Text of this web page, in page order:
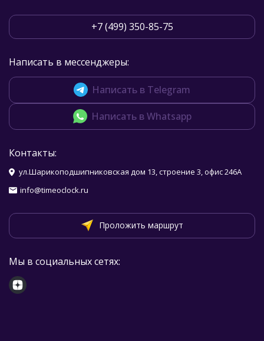
+7 (499) 350-85-75
Написать в мессенджеры:
Написать в Telegram
Написать в Whatsapp
Контакты:
ул.Шарикоподшипниковская дом 13, строение 3, офис 246А
info@timeoclock.ru
Проложить маршрут
Мы в социальных сетях: